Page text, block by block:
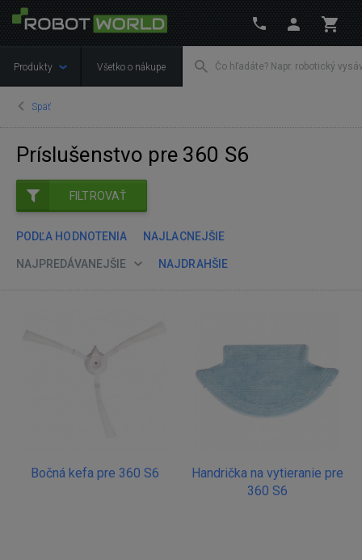
Produkty Všetko o nákupe
Späť
Príslušenstvo pre 360 S6
FILTROVAŤ
PODĽA HODNOTENIA NAJLACNEJŠIE
NAJPREDÁVANEJŠIE NAJDRAHŠIE
Bočná kefa pre 360 S6
Handrička na vytieranie pre
360 S6